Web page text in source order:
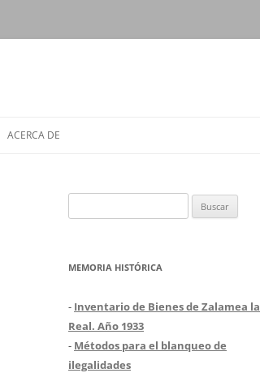
ACERCA DE
MEMORIA HISTÓRICA
- Inventario de Bienes de Zalamea la
Real. Año 1933
- Métodos para el blanqueo de
ilegalidades